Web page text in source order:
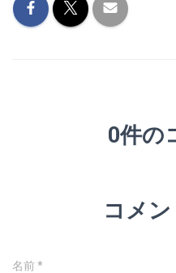
0件の
コメ
名前*